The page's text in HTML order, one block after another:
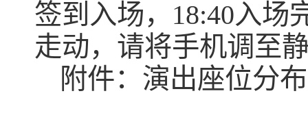
签到入场，18:40入场
走动，请将手机调至
附件：演出座位分